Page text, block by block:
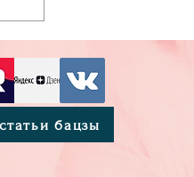
статьи бацзы